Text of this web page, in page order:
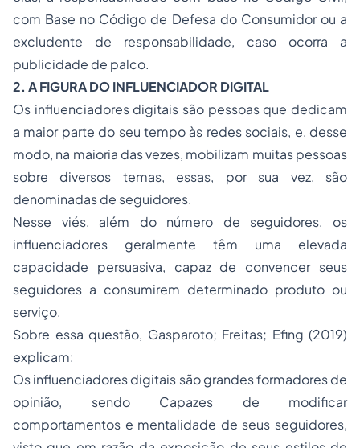
com Base no Código de Defesa do Consumidor ou a
excludente de responsabilidade, caso ocorra a
publicidade de palco.
2. A FIGURA DO INFLUENCIADOR DIGITAL
Os influenciadores digitais são pessoas que dedicam
a maior parte do seu tempo às redes sociais, e, desse
modo, na maioria das vezes, mobilizam muitas pessoas
sobre diversos temas, essas, por sua vez, são
denominadas de seguidores.
Nesse viés, além do número de seguidores, os
influenciadores geralmente têm uma elevada
capacidade persuasiva, capaz de convencer seus
seguidores a consumirem determinado produto ou
serviço.
Sobre essa questão, Gasparoto; Freitas; Efing (2019)
explicam:
Os influenciadores digitais são grandes formadores de
opinião, sendo Capazes de modificar
comportamentos e mentalidade de seus seguidores,